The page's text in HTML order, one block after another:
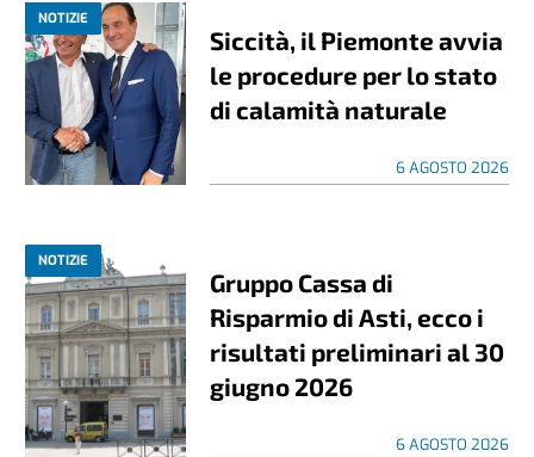
NOTIZIE
Siccità, il Piemonte avvia
le procedure per lo stato
di calamità naturale
6 AGOSTO 2026
NOTIZIE
Gruppo Cassa di
Risparmio di Asti, ecco i
risultati preliminari al 30
giugno 2026
6 AGOSTO 2026